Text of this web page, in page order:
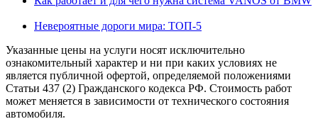
Невероятные дороги мира: ТОП-5
Указанные цены на услуги носят исключительно
ознакомительный характер и ни при каких условиях не
является публичной офертой, определяемой положениями
Статьи 437 (2) Гражданского кодекса РФ. Стоимость работ
может меняется в зависимости от технического состояния
автомобиля.